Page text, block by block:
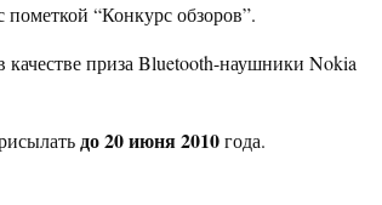
пометкой “Конкурс обзоров”.
приза Bluetooth-наушники Nokia
до 20 июня 2010года.